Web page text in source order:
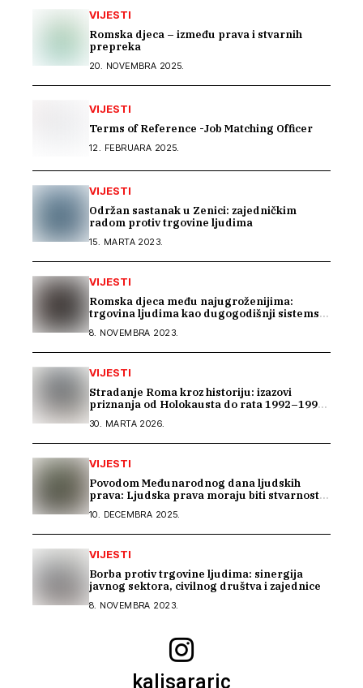
VIJESTI
Romska djeca – između prava i stvarnih
prepreka
20. NOVEMBRA 2025.
VIJESTI
Terms of Reference -Job Matching Officer
12. FEBRUARA 2025.
VIJESTI
Održan sastanak u Zenici: zajedničkim
radom protiv trgovine ljudima
15. MARTA 2023.
VIJESTI
Romska djeca među najugroženijima:
trgovina ljudima kao dugogodišnji sistemski
8. NOVEMBRA 2023.
VIJESTI
Stradanje Roma kroz historiju: izazovi
priznanja od Holokausta do rata 1992–1995
30. MARTA 2026.
VIJESTI
Povodom Međunarodnog dana ljudskih
prava: Ljudska prava moraju biti stvarnost
10. DECEMBRA 2025.
VIJESTI
Borba protiv trgovine ljudima: sinergija
javnog sektora, civilnog društva i zajednice
8. NOVEMBRA 2023.
kalisararic